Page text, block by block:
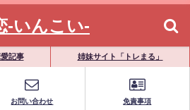
-いんこい-
記事 姉妹サイト「トレまる」
お問い合わせ 免責事項